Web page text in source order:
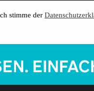
stimme der